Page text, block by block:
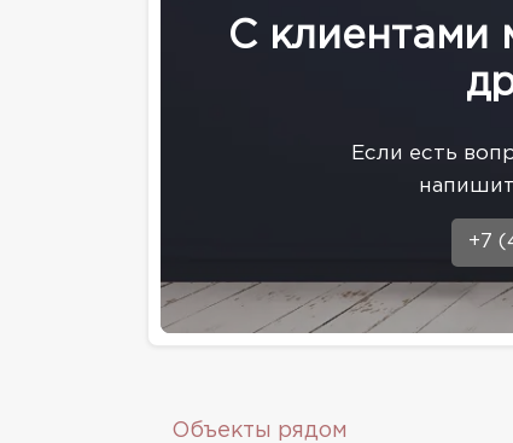
С клиентами
Eсли есть
+7
Объекты рядом